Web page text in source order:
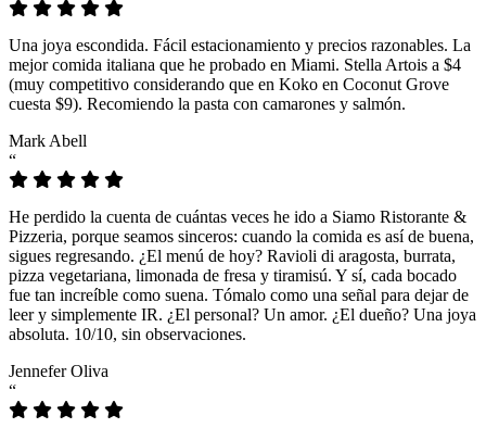
Una joya escondida. Fácil estacionamiento y precios razonables. La
mejor comida italiana que he probado en Miami. Stella Artois a $4
(muy competitivo considerando que en Koko en Coconut Grove
cuesta $9). Recomiendo la pasta con camarones y salmón.
Mark Abell
“
He perdido la cuenta de cuántas veces he ido a Siamo Ristorante &
Pizzeria, porque seamos sinceros: cuando la comida es así de buena,
sigues regresando. ¿El menú de hoy? Ravioli di aragosta, burrata,
pizza vegetariana, limonada de fresa y tiramisú. Y sí, cada bocado
fue tan increíble como suena. Tómalo como una señal para dejar de
leer y simplemente IR. ¿El personal? Un amor. ¿El dueño? Una joya
absoluta. 10/10, sin observaciones.
Jennefer Oliva
“